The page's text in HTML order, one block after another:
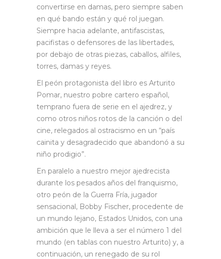
convertirse en damas, pero siempre saben
en qué bando están y qué rol juegan.
Siempre hacia adelante, antifascistas,
pacifistas o defensores de las libertades,
por debajo de otras piezas, caballos, alfiles,
torres, damas y reyes.
El peón protagonista del libro es Arturito
Pomar, nuestro pobre cartero español,
temprano fuera de serie en el ajedrez, y
como otros niños rotos de la canción o del
cine, relegados al ostracismo en un “país
cainita y desagradecido que abandonó a su
niño prodigio”.
En paralelo a nuestro mejor ajedrecista
durante los pesados años del franquismo,
otro peón de la Guerra Fría, jugador
sensacional, Bobby Fischer, procedente de
un mundo lejano, Estados Unidos, con una
ambición que le lleva a ser el número 1 del
mundo (en tablas con nuestro Arturito) y, a
continuación, un renegado de su rol